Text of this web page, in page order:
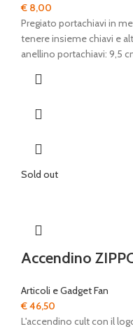
€ 8,00
Pregiato portachiavi in
tenere insieme chiavi e
anellino portachiavi: 9,5
Sold out
Accendino
Articoli e Gadget Fan
€46,50
L'accendino cult con il